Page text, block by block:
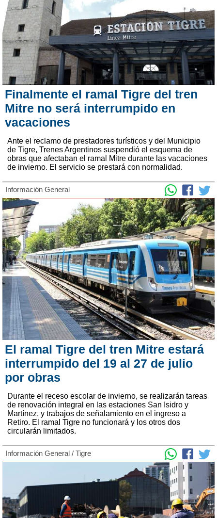
Finalmente el ramal Tigre del tren
Mitre no será interrumpido en
vacaciones
Ante el reclamo de prestadores turísticos y del Municipio
de Tigre, Trenes Argentinos suspendió el esquema de
obras que afectaban el ramal Mitre durante las vacaciones
de invierno. El servicio se prestará con normalidad.
Información General
El ramal Tigre del tren Mitre estará
interrumpido del 19 al 27 de julio
por obras
Durante el receso escolar de invierno, se realizarán tareas
de renovación integral en las estaciones San Isidro y
Martínez, y trabajos de señalamiento en el ingreso a
Retiro. El ramal Tigre no funcionará y los otros dos
circularán limitados.
Información General / Tigre